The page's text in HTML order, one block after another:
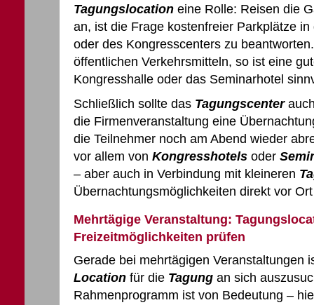
Tagungslocation eine Rolle: Reisen die
an, ist die Frage kostenfreier Parkplätze
oder des Kongresscenters zu
öffentlichen Verkehrsmitteln, so ist eine
Kongresshalle oder das Seminarhotel
Schließlich sollte das Tagungscenter
die Firmenveranstaltung eine
die Teilnehmer noch am Abend wieder
vor allem von Kongresshotels oder
– aber auch in Verbindung mit kleineren
Übernachtungsmöglichkeiten direkt vor
Mehrtägige Veranstaltung:
Freizeitmöglichkeiten prüfen
Gerade bei mehrtägigen Veranstaltungen
Location für die Tagung an sich
Rahmenprogramm ist von Bedeutung –